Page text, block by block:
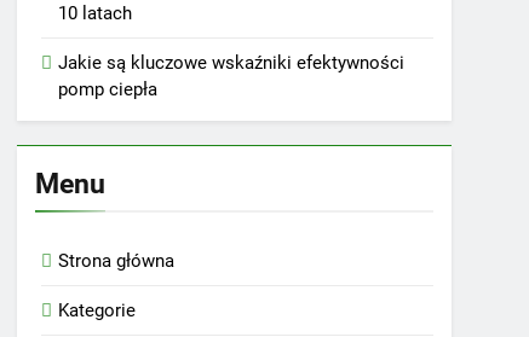
10 latach
Jakie są kluczowe wskaźniki efektywności
pomp ciepła
Menu
Strona główna
Kategorie